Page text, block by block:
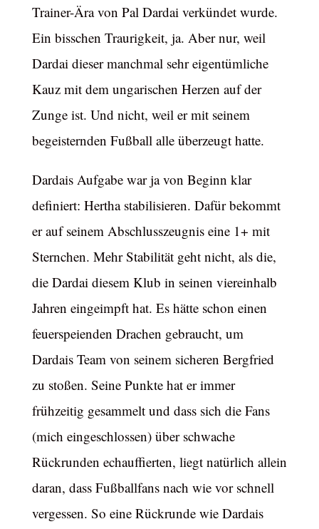
Trainer-Ära von Pal Dardai verkündet wurde.
Ein bisschen Traurigkeit, ja. Aber nur, weil
Dardai dieser manchmal sehr eigentümliche
Kauz mit dem ungarischen Herzen auf der
Zunge ist. Und nicht, weil er mit seinem
begeisternden Fußball alle überzeugt hatte.
Dardais Aufgabe war ja von Beginn klar
definiert: Hertha stabilisieren. Dafür bekommt
er auf seinem Abschlusszeugnis eine 1+ mit
Sternchen. Mehr Stabilität geht nicht, als die,
die Dardai diesem Klub in seinen viereinhalb
Jahren eingeimpft hat. Es hätte schon einen
feuerspeienden Drachen gebraucht, um
Dardais Team von seinem sicheren Bergfried
zu stoßen. Seine Punkte hat er immer
frühzeitig gesammelt und dass sich die Fans
(mich eingeschlossen) über schwache
Rückrunden echauffierten, liegt natürlich allein
daran, dass Fußballfans nach wie vor schnell
vergessen. So eine Rückrunde wie Dardais